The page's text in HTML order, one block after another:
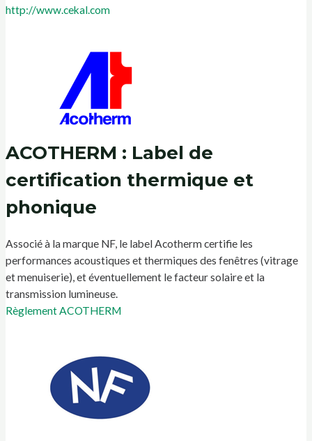
http://www.cekal.com
ACOTHERM : Label de
certification thermique et
phonique
Associé à la marque NF, le label Acotherm certifie les
performances acoustiques et thermiques des fenêtres (vitrage
et menuiserie), et éventuellement le facteur solaire et la
transmission lumineuse.
Règlement ACOTHERM